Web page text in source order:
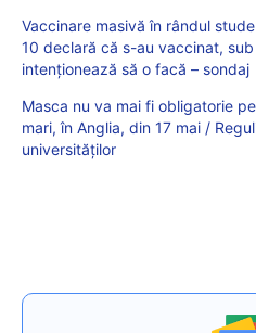
Vaccinare masivă în rândul
10 declară că s-au vaccinat,
intenționează să o facă – sondaj
Masca nu va mai fi obligatorie
mari, în Anglia, din 17 mai /
universităților